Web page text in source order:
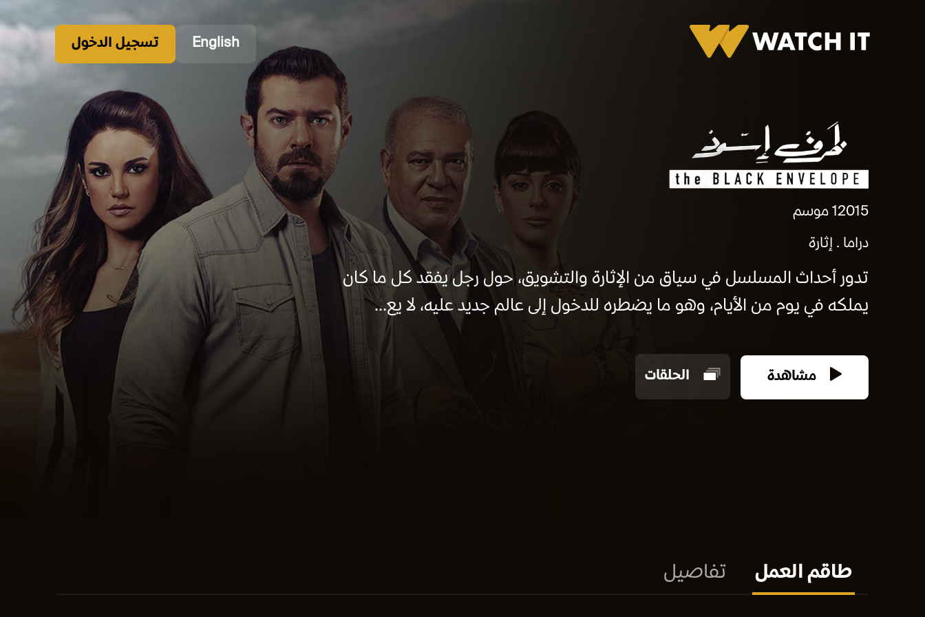
English تسجيل الدخول
20151 موسم
دراما
إثارة
تدور أحداث المسلسل في سياق من اﻹثارة والتشويق، حول رجل يفقد كل ما كان
يملكه في يوم من الأيام، وهو ما يضطره للدخول إلى عالم جديد عليه، لا يع...
مشاهدة الحلقات
طاقم العمل تفاصيل